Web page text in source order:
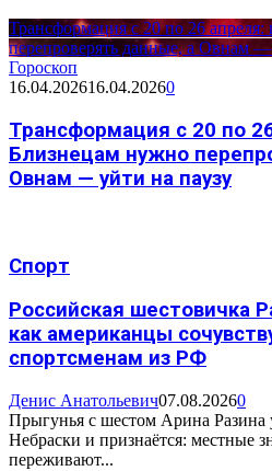
Трансформация с 20 по 26
перепроверять данные, а Овнам —
Гороскоп
16.04.202616.04.20260
Трансформация с 20 по
Близнецам нужно
Овнам — уйти на паузу
Спорт
Российская шестовичка
как американцы
спортсменам из РФ
Денис Анатольевич07.08.20260
Прыгунья с шестом Арина Разина
Небраски и признаётся: местные
переживают...